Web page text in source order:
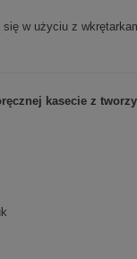
w użyciu z
kasecie z